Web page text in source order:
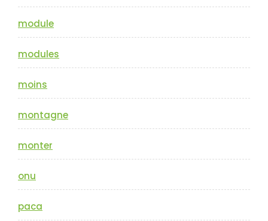
module
modules
moins
montagne
monter
onu
paca